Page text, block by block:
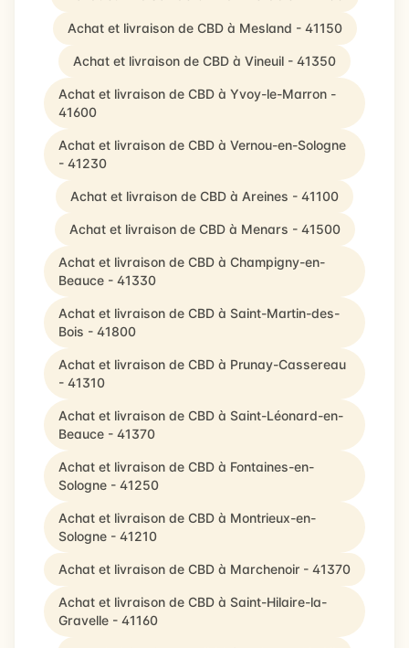
Achat et livraison de CBD à Mesland - 41150
Achat et livraison de CBD à Vineuil - 41350
Achat et livraison de CBD à Yvoy-le-Marron -
41600
Achat et livraison de CBD à Vernou-en-Sologne
- 41230
Achat et livraison de CBD à Areines - 41100
Achat et livraison de CBD à Menars - 41500
Achat et livraison de CBD à Champigny-en-
Beauce - 41330
Achat et livraison de CBD à Saint-Martin-des-
Bois - 41800
Achat et livraison de CBD à Prunay-Cassereau
- 41310
Achat et livraison de CBD à Saint-Léonard-en-
Beauce - 41370
Achat et livraison de CBD à Fontaines-en-
Sologne - 41250
Achat et livraison de CBD à Montrieux-en-
Sologne - 41210
Achat et livraison de CBD à Marchenoir - 41370
Achat et livraison de CBD à Saint-Hilaire-la-
Gravelle - 41160